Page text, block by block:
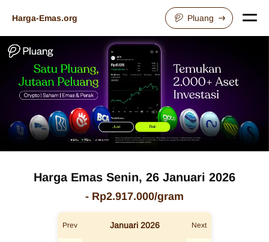
Harga-Emas.org Pluang
Harga Emas Senin, 26 Januari 2026
- Rp2.917.000/gram
Prev Januari 2026 Next